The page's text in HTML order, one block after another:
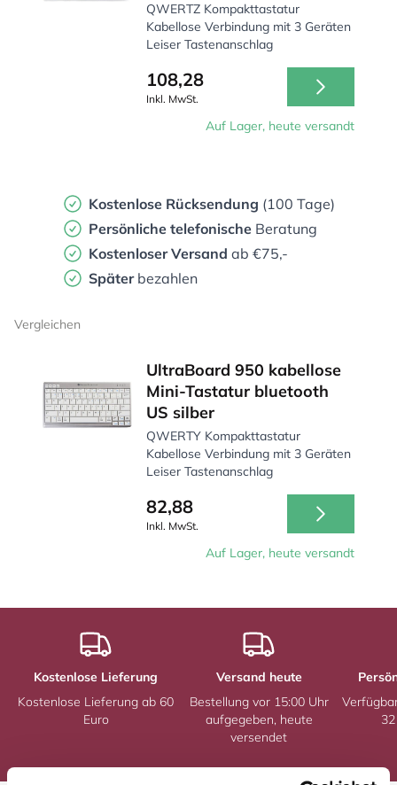
QWERTZ Kompakttastatur
Kabellose Verbindung mit 3 Geräten
Leiser Tastenanschlag
108,28
Inkl. MwSt.
Auf Lager, heute versandt
Kostenlose Rücksendung (100 Tage)
Persönliche telefonische Beratung
Kostenloser Versand ab €75,-
Später bezahlen
Vergleichen
UltraBoard 950 kabellose
Mini-Tastatur bluetooth
US silber
QWERTY Kompakttastatur
Kabellose Verbindung mit 3 Geräten
Leiser Tastenanschlag
82,88
Inkl. MwSt.
Auf Lager, heute versandt
Kostenlose Lieferung
Kostenlose Lieferung ab 60
Euro
Versand heute
Bestellung vor 15:00 Uhr
aufgegeben, heute
versendet